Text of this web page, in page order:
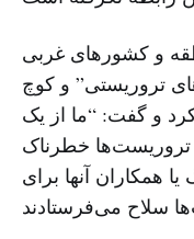
و کشورهای غربی
تروریستی” و کوچ
کرد و گفت: “ما از یک
خطرناک
همکاران آنها برای